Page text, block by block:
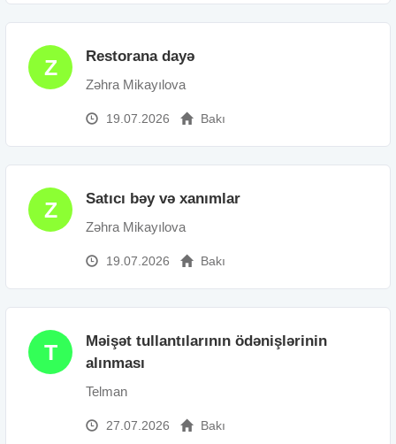
Z Restorana dayə
Zəhra Mikayılova
19.07.2026 Bakı
Z Satıcı bəy və xanımlar
Zəhra Mikayılova
19.07.2026 Bakı
T
Məişət tullantılarının ödənişlərinin
alınması
Telman
27.07.2026 Bakı